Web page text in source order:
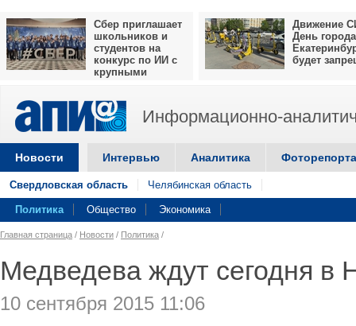
Сбер приглашает
школьников и
студентов на
конкурс по ИИ с
крупными
Движение
День города
будет
Информационно-
Новости Интервью Аналитика
Свердловская область Челябинская область
Политика Общество Экономика
Главная страница / Новости / Политика /
Медведева ждут сегодня в
10 сентября 2015 11:06